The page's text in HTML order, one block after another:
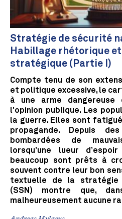
Stratégie de sécurité
Habillage rhétorique
stratégique (Partie I)
Compte tenu de son
et politique excessive, le
à une arme
l'opinion publique. Les
la guerre. Elles sont
propagande. Depuis
bombardées de
lorsqu’une lueur
beaucoup sont prêts à
souvent contre leur bon
textuelle de la stratégie
(SSN) montre que,
malheureusement aucune